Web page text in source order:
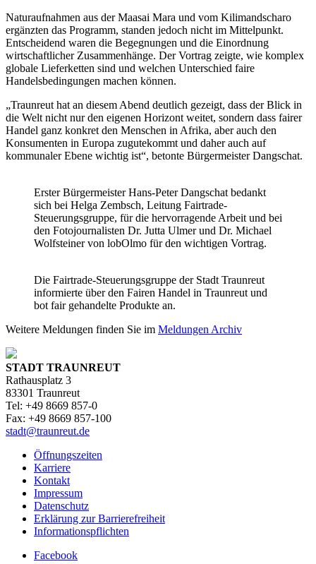
Naturaufnahmen aus der Maasai Mara und vom Kilimandscharo
ergänzten das Programm, standen jedoch nicht im Mittelpunkt.
Entscheidend waren die Begegnungen und die Einordnung
wirtschaftlicher Zusammenhänge. Der Vortrag zeigte, wie komplex
globale Lieferketten sind und welchen Unterschied faire
Handelsbedingungen machen können.
„Traunreut hat an diesem Abend deutlich gezeigt, dass der Blick in
die Welt nicht nur den eigenen Horizont weitet, sondern dass fairer
Handel ganz konkret den Menschen in Afrika, aber auch den
Konsumenten in Europa zugutekommt und daher auch auf
kommunaler Ebene wichtig ist“, betonte Bürgermeister Dangschat.
Erster Bürgermeister Hans-Peter Dangschat bedankt
sich bei Helga Zembsch, Leitung Fairtrade-
Steuerungsgruppe, für die hervorragende Arbeit und bei
den Fotojournalisten Dr. Jutta Ulmer und Dr. Michael
Wolfsteiner von lobOlmo für den wichtigen Vortrag.
Die Fairtrade-Steuerungsgruppe der Stadt Traunreut
informierte über den Fairen Handel in Traunreut und
bot fair gehandelte Produkte an.
Weitere Meldungen finden Sie im Meldungen Archiv
STADT TRAUNREUT
Rathausplatz 3
83301 Traunreut
Tel: +49 8669 857-0
Fax: +49 8669 857-100
stadt@traunreut.de
Öffnungszeiten
Karriere
Kontakt
Impressum
Datenschutz
Erklärung zur Barrierefreiheit
Informationspflichten
Facebook